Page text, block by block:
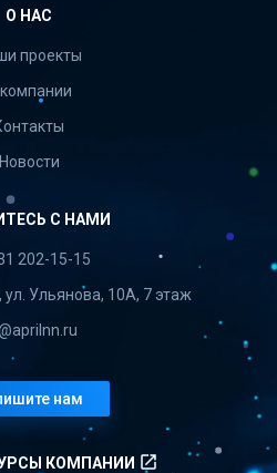
О НАС
проекты
Новости
С НАМИ
202-15-15
Ульянова, 10А, 7 этаж
нам
КОМПАНИИ launch